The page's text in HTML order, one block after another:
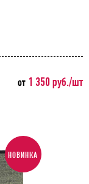
от 1 350 руб./шт
НОВИНКА